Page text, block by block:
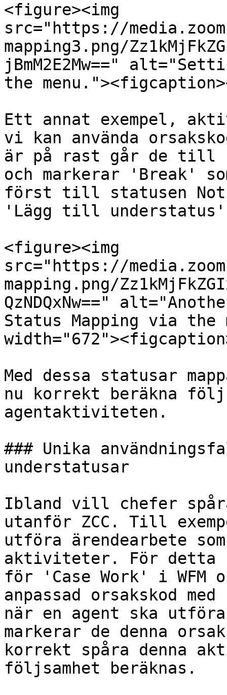
<figure><img
src="https://
mapping3.png/
jBmM2E2Mw=="
the
Ett annat exempel,
vi kan använda
är på rast går de till
och markerar 'Break'
först till statusen Not
'Lägg till
<figure><img
src="https://
mapping.png/
QzNDQxNw=="
Status Mapping via the
Med dessa statusar
nu korrekt beräkna
agentaktiviteten.
### Unika
understatusar
Ibland vill chefer
utanför ZCC. Till
utföra ärendearbete
aktiviteter. För detta
för 'Case Work' i WFM
anpassad orsakskod med
när en agent ska
markerar de denna
korrekt spåra denna
följsamhet beräknas.